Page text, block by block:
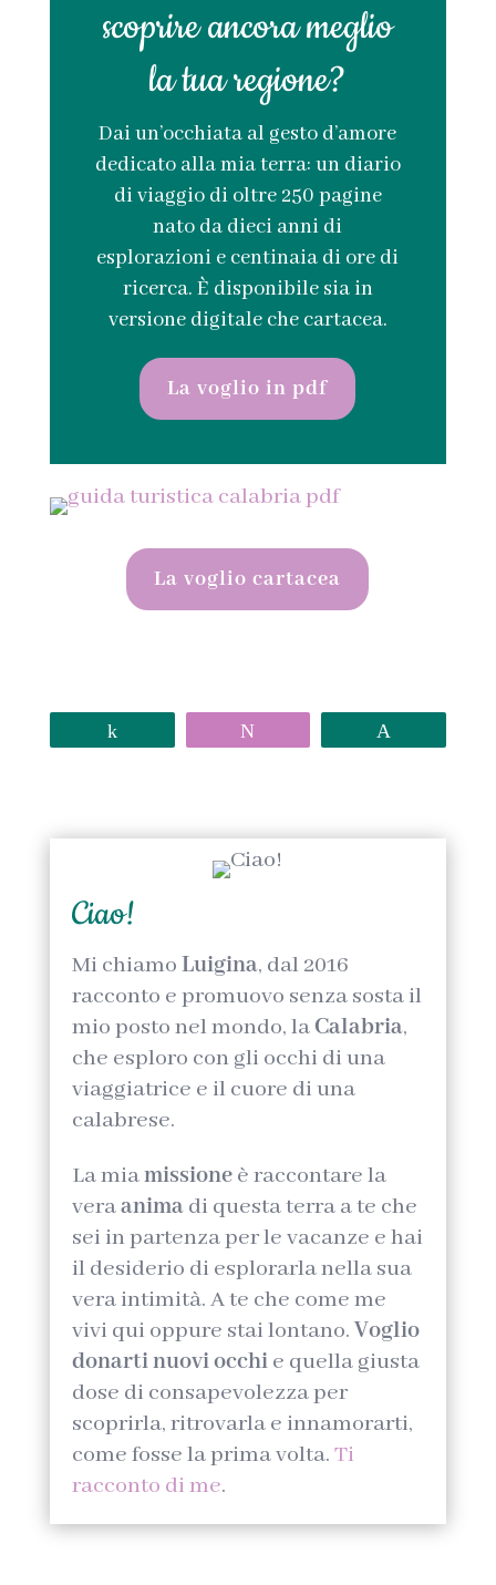
scoprire ancora meglio
la tua regione?
Dai un’occhiata al gesto d’amore
dedicato alla mia terra: un diario
di viaggio di oltre 250 pagine
nato da dieci anni di
esplorazioni e centinaia di ore di
ricerca. È disponibile sia in
versione digitale che cartacea.
La voglio in pdf
La voglio cartacea
Ciao!
Mi chiamo Luigina, dal 2016
racconto e promuovo senza sosta il
mio posto nel mondo, laCalabria,
che esploro con gli occhi di una
viaggiatrice e il cuore di una
calabrese.
La miamissione è raccontare la
veraanimadi questa terra a te che
sei in partenza per le vacanze e hai
il desiderio di esplorarla nella sua
vera intimità. A te che come me
vivi qui oppure stai lontano. Voglio
donarti nuovi occhi e quella giusta
dose di consapevolezza per
scoprirla, ritrovarla e innamorarti,
come fosse la prima volta. Ti
racconto di me.